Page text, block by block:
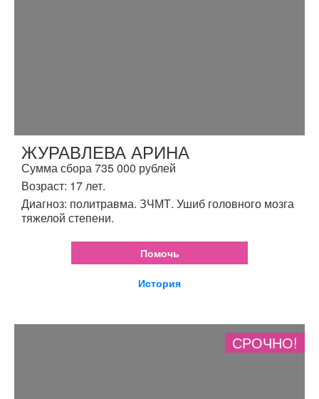
ЖУРАВЛЕВА АРИНА
Сумма сбора 735 000 рублей
Возраст: 17 лет.
Диагноз: политравма. ЗЧМТ. Ушиб головного мозга
тяжелой степени.
Помочь
История
СРОЧНО!